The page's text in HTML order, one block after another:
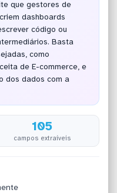
que gestores de
dashboards
código ou
Basta
como
de E-commerce, e
dos dados com a
105
campos extraíveis